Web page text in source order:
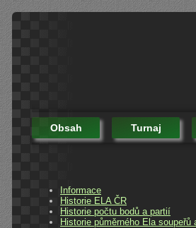
Obsah Turnaj
Informace
Historie ELA ČR
Historie počtu bodů a partií
Historie půměrného Ela soupeřů